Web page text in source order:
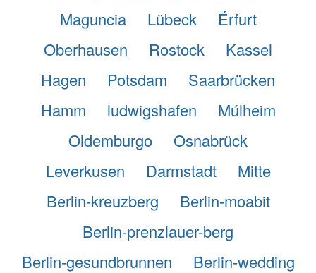
Maguncia
Lübeck
Érfurt
Oberhausen
Rostock
Kassel
Hagen
Potsdam
Saarbrücken
Hamm
ludwigshafen
Múlheim
Oldemburgo
Osnabrück
Leverkusen
Darmstadt
Mitte
Berlin-kreuzberg
Berlin-moabit
Berlin-prenzlauer-berg
Berlin-gesundbrunnen
Berlin-wedding